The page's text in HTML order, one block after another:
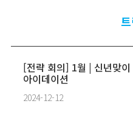
[전략 회의] 1월 | 신년맞
아이데이션
2024-12-12